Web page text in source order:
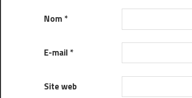
Nom*
E-mail*
Site web